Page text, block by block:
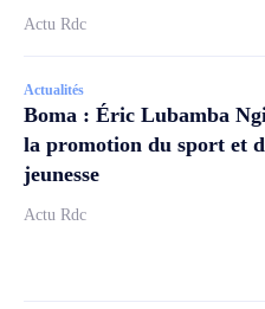
Actu Rdc
Actualités
Boma : Éric Lubamba
la promotion du sport et
jeunesse
Actu Rdc